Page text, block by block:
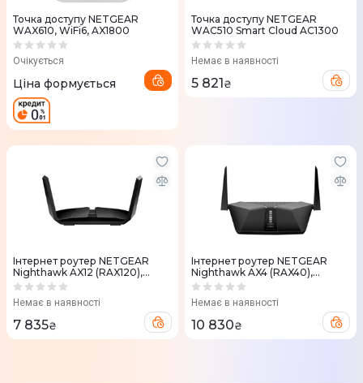
Точка доступу NETGEAR
WAX610, WiFi6, AX1800
Очікується
Ціна формується
Точка доступу NETGEAR
WAC510 Smart Cloud AC1300
Немає в наявності
5 821₴
Iнтернет роутер NETGEAR
Nighthawk AX12 (RAX120),
AX6000 WiFi 6
Немає в наявності
7 835₴
Iнтернет роутер NETGEAR
Nighthawk AX4 (RAX40),
AX3000 WiFi 6
Немає в наявності
10 830₴